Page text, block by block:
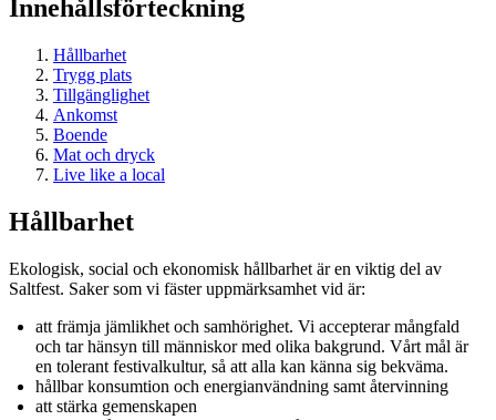
Innehållsförteckning
Hållbarhet
Trygg plats
Tillgänglighet
Ankomst
Boende
Mat och dryck
Live like a local
Hållbarhet
Ekologisk, social och ekonomisk hållbarhet är en viktig del av
Saltfest. Saker som vi fäster uppmärksamhet vid är:
att främja jämlikhet och samhörighet. Vi accepterar mångfald
och tar hänsyn till människor med olika bakgrund. Vårt mål är
en tolerant festivalkultur, så att alla kan känna sig bekväma.
hållbar konsumtion och energianvändning samt återvinning
att stärka gemenskapen